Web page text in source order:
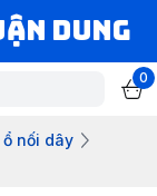
DUNG
0
ổ nối dây